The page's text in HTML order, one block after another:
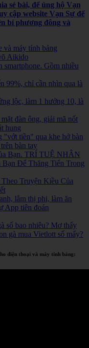
sẻ bài, để ủng hộ Vạn
cập website Vạn Sự để
bí phương đông và
và máy tính bảng
Aikido
Gồm nhiều
99%, chỉ cần nhìn qua là
lộc, làm 1 hưởng 10, là
đàn ông, giải mã nốt
hung
"vớt tiền" qua khe hở bàn
bàn tay
Bạn. TRÍ TUỆ NHÂN
Để Thăng Tiến Trong
Truyện Kiều Của
lắm thị phi, làm ăn
App tiên đoán
số bao nhiêu? Mơ thấy
gà mua Vietlott số mấy?
điện thoại và máy tính bảng: